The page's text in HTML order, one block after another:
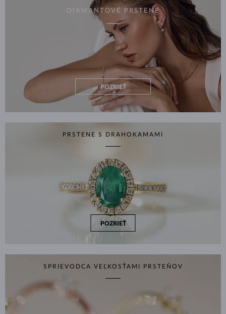
DIAMANTOVÉ PRSTENE
POZRIEŤ
PRSTENE S DRAHOKAMAMI
POZRIEŤ
SPRIEVODCA VEĽKOSŤAMI PRSTEŇOV